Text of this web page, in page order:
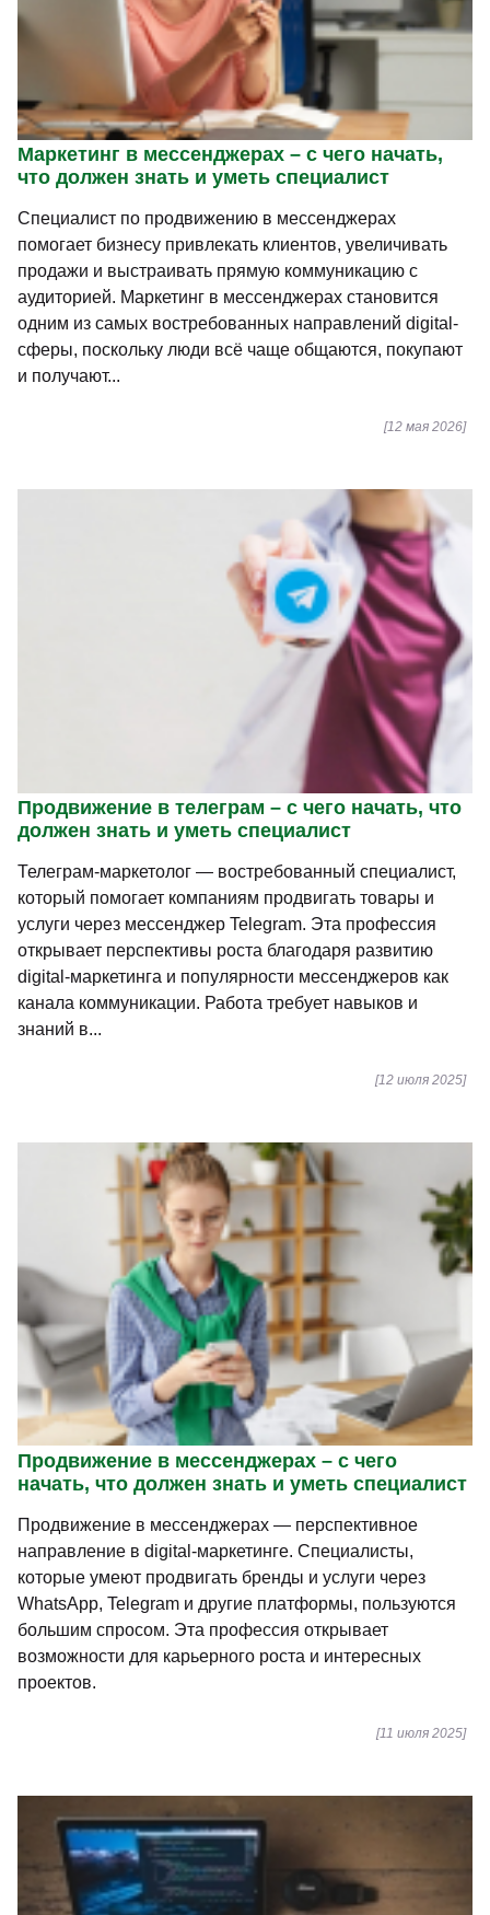
Маркетинг в мессенджерах – с чего начать,
что должен знать и уметь специалист
Специалист по продвижению в мессенджерах
помогает бизнесу привлекать клиентов, увеличивать
продажи и выстраивать прямую коммуникацию с
аудиторией. Маркетинг в мессенджерах становится
одним из самых востребованных направлений digital-
сферы, поскольку люди всё чаще общаются, покупают
и получают...
[12 мая 2026]
Продвижение в телеграм – с чего начать, что
должен знать и уметь специалист
Телеграм-маркетолог — востребованный специалист,
который помогает компаниям продвигать товары и
услуги через мессенджер Telegram. Эта профессия
открывает перспективы роста благодаря развитию
digital-маркетинга и популярности мессенджеров как
канала коммуникации. Работа требует навыков и
знаний в...
[12 июля 2025]
Продвижение в мессенджерах – с чего
начать, что должен знать и уметь специалист
Продвижение в мессенджерах — перспективное
направление в digital-маркетинге. Специалисты,
которые умеют продвигать бренды и услуги через
WhatsApp, Telegram и другие платформы, пользуются
большим спросом. Эта профессия открывает
возможности для карьерного роста и интересных
проектов.
[11 июля 2025]